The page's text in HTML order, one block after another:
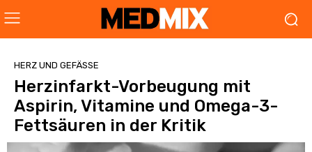
HERZ UND GEFÄSSE
Herzinfarkt-Vorbeugung mit
Aspirin, Vitamine und Omega-3-
Fettsäuren in der Kritik